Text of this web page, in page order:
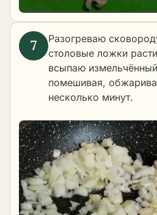
Разогреваю
столовые ложки
всыпаю
помешивая,
несколько минут.